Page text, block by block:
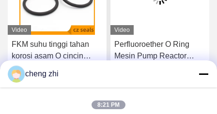
Video
FKM suhu tinggi tahan
korosi asam O cincin
Fluorine Sealing Element
Air laut
Dapatkan Harga Terbaik
Video
Perfluoroether O Ring
Mesin Pump Reactor
Dapatkan Harga Terbaik
cheng zhi
8:21 PM